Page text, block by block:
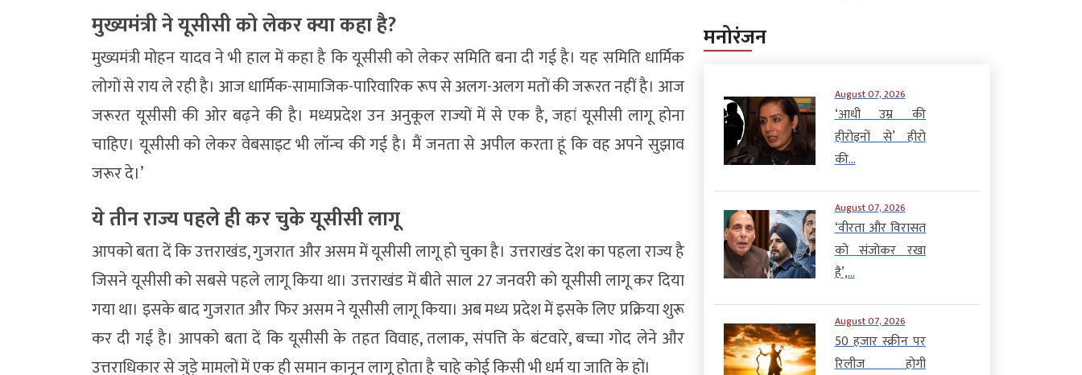
मुख्यमंत्री ने यूसीसी को लेकर क्या कहा है?
मुख्यमंत्री मोहन यादव ने भी हाल में कहा है कि यूसीसी को लेकर समिति बना दी गई है। यह समिति धार्मिक
लोगों से राय ले रही है। आज धार्मिक-सामाजिक-पारिवारिक रूप से अलग-अलग मतों की जरूरत नहीं है। आज
जरूरत यूसीसी की ओर बढ़ने की है। मध्यप्रदेश उन अनुकूल राज्यों में से एक है, जहां यूसीसी लागू होना
चाहिए। यूसीसी को लेकर वेबसाइट भी लॉन्च की गई है। मैं जनता से अपील करता हूं कि वह अपने सुझाव
जरूर दे।’
ये तीन राज्य पहले ही कर चुके यूसीसी लागू
आपको बता दें कि उत्तराखंड, गुजरात और असम में यूसीसी लागू हो चुका है। उत्तराखंड देश का पहला राज्य है
जिसने यूसीसी को सबसे पहले लागू किया था। उत्तराखंड में बीते साल 27 जनवरी को यूसीसी लागू कर दिया
गया था। इसके बाद गुजरात और फिर असम ने यूसीसी लागू किया। अब मध्य प्रदेश में इसके लिए प्रक्रिया शुरू
कर दी गई है। आपको बता दें कि यूसीसी के तहत विवाह, तलाक, संपत्ति के बंटवारे, बच्चा गोद लेने और
उत्तराधिकार से जुड़े मामलों में एक ही समान कानून लागू होता है चाहे कोई किसी भी धर्म या जाति के हों।
मनोरंजन
August 07, 2026
‘आधी उम्र की
हीरोइनों से’ हीरो
की...
August 07, 2026
‘वीरता और विरासत
को संजोकर रखा
है’,...
August 07, 2026
50 हजार स्क्रीन पर
रिलीज होगी